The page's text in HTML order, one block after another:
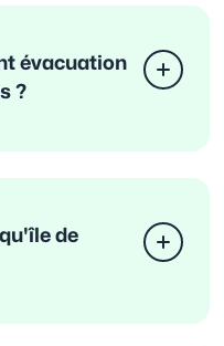
évacuation
?
de